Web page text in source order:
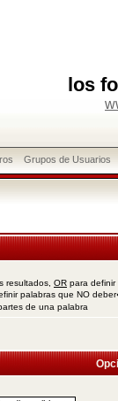
los
Grupos de Usuarios
resultados, OR para definir
palabras que NO
de una palabra